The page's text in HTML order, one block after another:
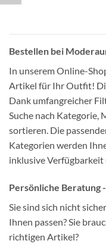
Bestellen bei
In unserem Online-
Artikel für Ihr Outfit!
Dank umfangreicher
Suche nach Kategorie,
sortieren. Die
Kategorien werden
inklusive Verfügbarkeit
Persönliche Beratung
Sie sind sich nicht
Ihnen passen? Sie
richtigen Artikel?